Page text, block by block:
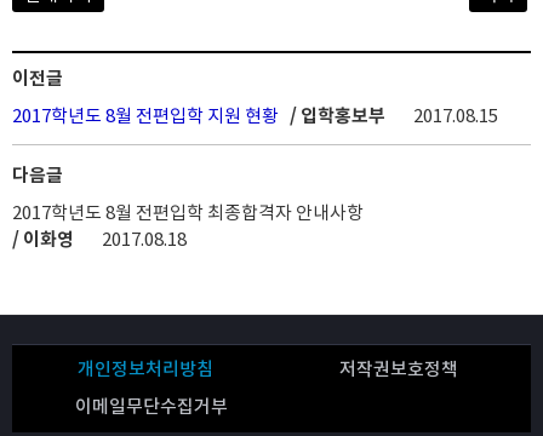
이전글
2017학년도 8월 전편입학 지원 현황 / 입학홍보부 2017.08.15
다음글
2017학년도 8월 전편입학 최종합격자 안내사항
/ 이화영
2017.08.18
개인정보처리방침
저작권보호정책
이메일무단수집거부